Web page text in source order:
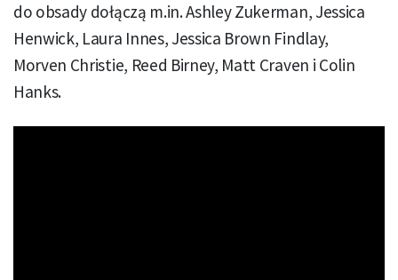
do obsady dołączą m.in. Ashley Zukerman, Jessica
Henwick, Laura Innes, Jessica Brown Findlay,
Morven Christie, Reed Birney, Matt Craven i Colin
Hanks.